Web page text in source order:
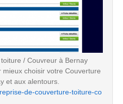
/ Couvreur à Bernay
choisir votre Couverture
et aux alentours.
de-couverture-toiture-co